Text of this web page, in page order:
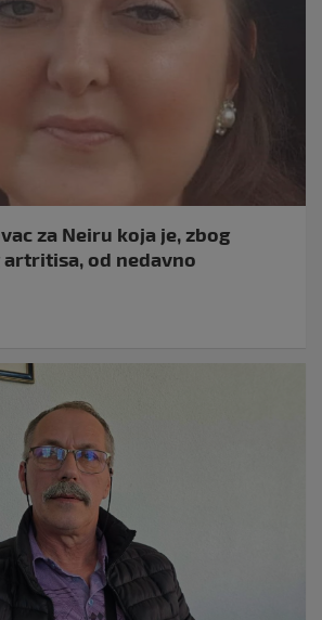
za Neiru koja je, zbog
od nedavno